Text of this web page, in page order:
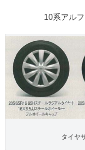
10系アル
タイヤ